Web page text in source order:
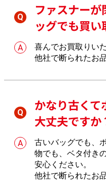
ファスナー
ッグでも買い
喜んでお買取りい
他社で断られたお
かなり古くて
大丈夫ですか
古いバッグでも、
物でも、ベタ付き
安心ください。
他社で断られたお